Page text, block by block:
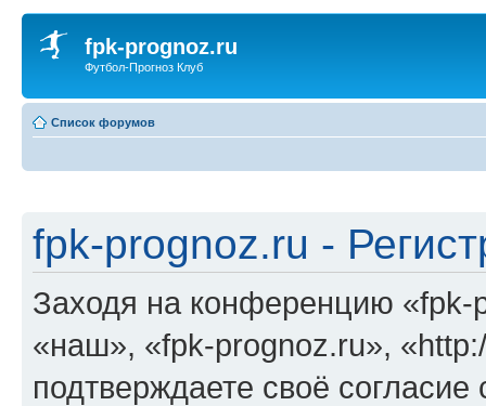
fpk-prognoz.ru
Футбол-Прогноз Клуб
Список форумов
fpk-prognoz.ru -
Заходя на конференцию
«наш», «fpk-prognoz.ru»,
подтверждаете своё